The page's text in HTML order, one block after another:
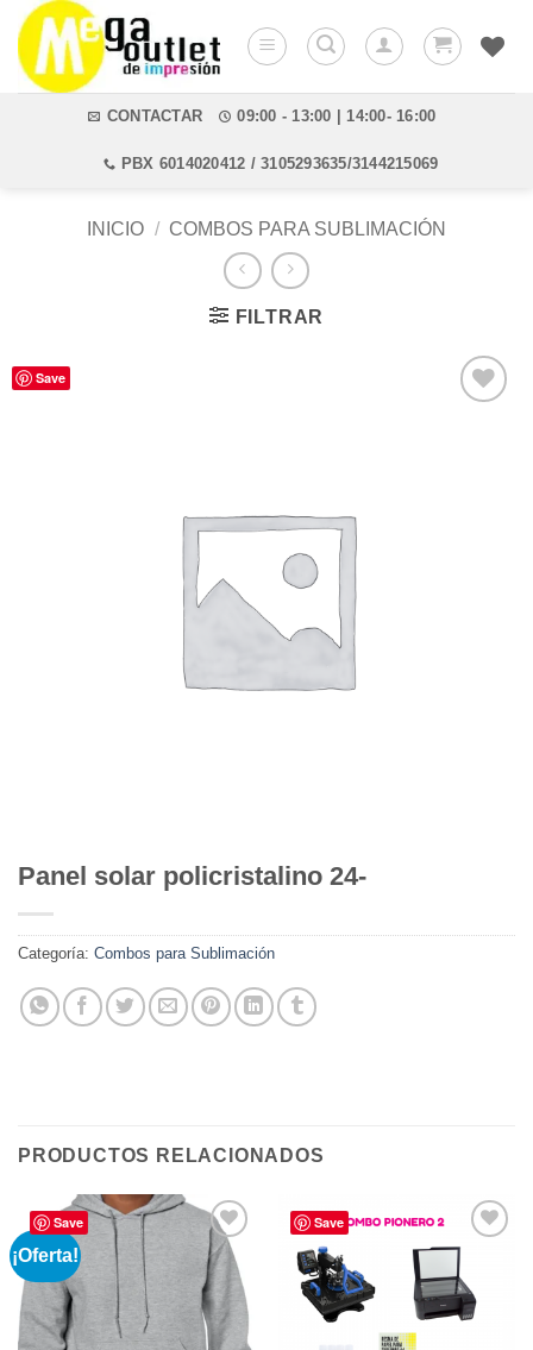
Saltar
contenido
CONTACTAR 09:00 - 13:00 | 14:00- 16:00
PBX 6014020412 / 3105293635/3144215069
INICIO / COMBOS PARA SUBLIMACIÓN
FILTRAR
Save
Panel solar policristalino 24-
Categoría: Combos para Sublimación
PRODUCTOS RELACIONADOS
Save
¡Oferta!
Añadir
a la
lista de
deseos
Save
Añadir
lista de
deseos